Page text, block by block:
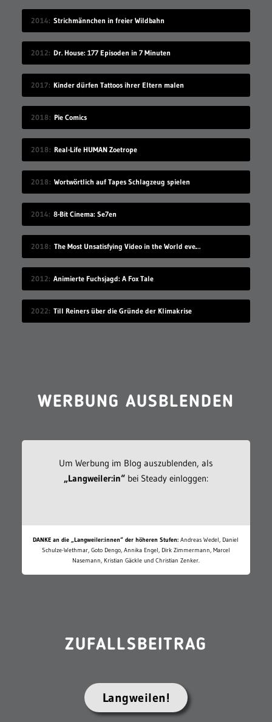
2014 Strichmännchen in freier Wildbahn
2012 Dr. House: 177 Episoden in 7 Minuten
2017 Kinder dürfen Tattoos ihrer Eltern malen
2018 Pie Comics
2018 Real-Life HUMAN Zoetrope
2018 Wortwörtlich auf Tapes Schlagzeug spielen
2014 8-Bit Cinema: Se7en
2018 The Most Unsatisfying Video in the World ever made – part 2
2012 Animierte Fuchsjagd: A Fox Tale
2022 Till Reiners über die Gründe der Klimakrise
WERBUNG AUSBLENDEN
Um Werbung im Blog auszublenden, als
„Langweiler:in“bei Steady einloggen:
DANKE an die „Langweiler:innen“ der höheren Stufen: Andreas Wedel, Daniel
Schulze-Wethmar, Goto Dengo, Annika Engel, Dirk Zimmermann, Marcel
Nasemann, Kristian Gäckle und Christian Zenker.
ZUFALLSBEITRAG
Langweilen!